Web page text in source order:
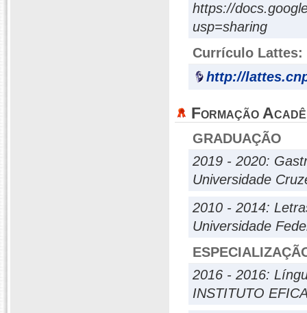
https://
usp=sharing
Currículo Lattes:
http://
Formação
GRADUAÇÃO
2019 - 2020:
Universidade
2010 - 2014:
Universidade
2016 - 2016:
INSTITUTO